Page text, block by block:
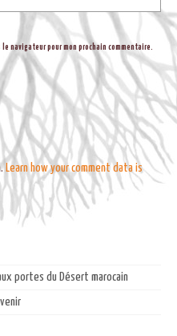
navigateur pour mon prochain commentaire.
Learn how your comment data is
portes du Désert marocain